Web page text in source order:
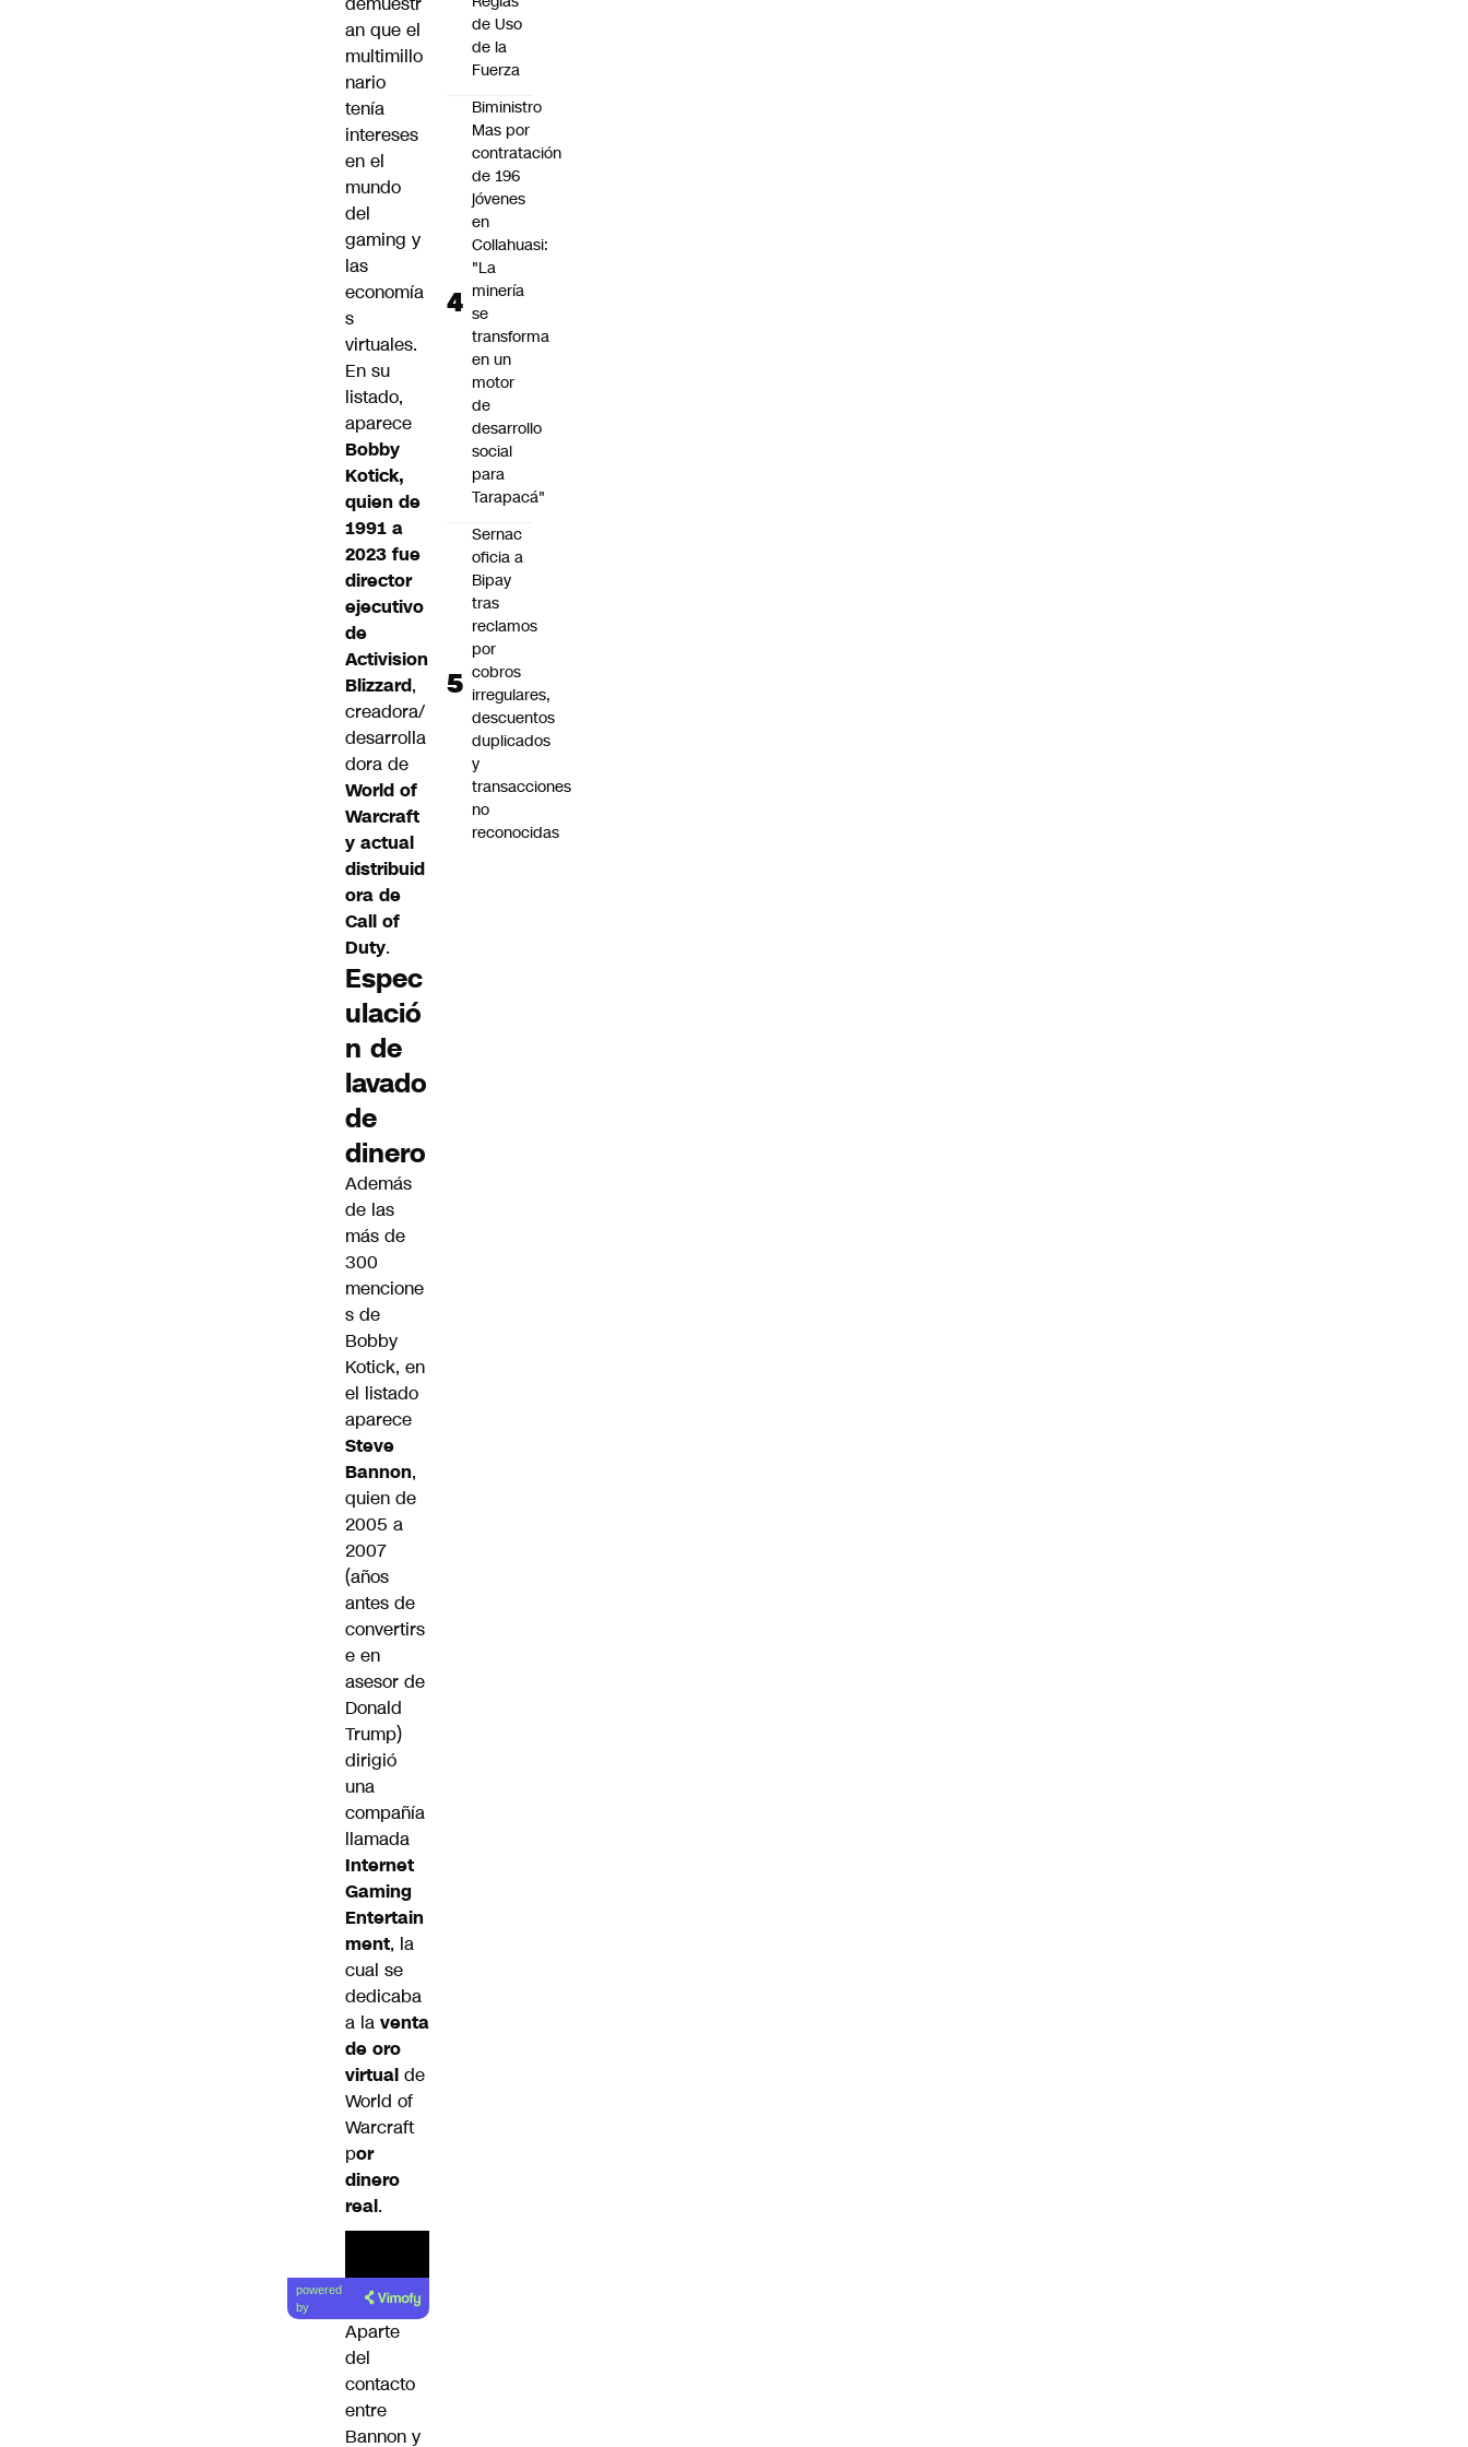
an que el
multimillo
nario
tenía
intereses
en el
mundo
del
gaming y
las
economía
s
virtuales.
En su
listado,
aparece
Bobby
Kotick,
quien de
1991 a
2023 fue
director
ejecutivo
de
Activision
Blizzard,
creadora/
desarrolla
dora de
World of
Warcraft
y actual
distribuid
ora de
Call of
Duty.
Espec
ulació
n de
lavado
de
dinero
Además
de las
más de
300
mencione
s de
Bobby
Kotick, en
el listado
aparece
Steve
Bannon,
quien de
2005 a
2007
(años
antes de
convertirs
e en
asesor de
Donald
Trump)
dirigió
una
compañía
llamada
Internet
Gaming
Entertain
ment, la
cual se
dedicaba
a la venta
de oro
virtual de
World of
Warcraft
por
dinero
real.
powered
by
Aparte
del
contacto
entre
Bannon y
de Uso
de la
Fuerza
Biministro
Mas por
contratación
de 196
jóvenes
en
Collahuasi:
"La
minería
se
transforma
en un
motor
de
desarrollo
social
para
Tarapacá"
Sernac
oficia a
Bipay
tras
reclamos
por
cobros
irregulares,
descuentos
duplicados
y
transacciones
no
reconocidas